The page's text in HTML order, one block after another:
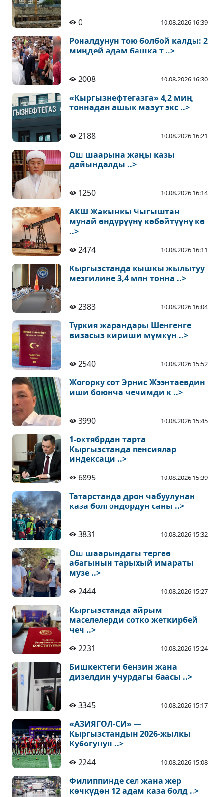
0 10.08.2026 16:39
Роналдунун тою болбой калды: 2
миңдей адам башка т ..>
2008 10.08.2026 16:30
«Кыргызнефтегазга» 4,2 миң
тоннадан ашык мазут экс ..>
2188 10.08.2026 16:21
Ош шаарына жаңы казы
дайындалды ..>
1250 10.08.2026 16:14
АКШ Жакынкы Чыгыштан
мунай өндүрүүнү көбөйтүүнү кө
..>
2474
10.08.2026 16:11
Кыргызстанда кышкы жылытуу
мезгилине 3,4 млн тонна ..>
2383 10.08.2026 16:04
Түркия жарандары Шенгенге
визасыз кириши мүмкүн ..>
2540 10.08.2026 15:52
Жогорку сот Эрнис Жээнтаевдин
иши боюнча чечимди к ..>
3990 10.08.2026 15:45
1-октябрдан тарта
Кыргызстанда пенсиялар
индексаци ..>
6895
10.08.2026 15:39
Татарстанда дрон чабуулунан
каза болгондордун саны ..>
3831 10.08.2026 15:32
Ош шаарындагы тергөө
абагынын тарыхый имараты
музе ..>
2444
10.08.2026 15:27
Кыргызстанда айрым
маселелерди сотко жеткирбей
чеч ..>
2231
10.08.2026 15:24
Бишкектеги бензин жана
дизелдин учурдагы баасы ..>
3345 10.08.2026 15:17
«АЗИЯГОЛ-СИ» —
Кыргызстандын 2026-жылкы
Кубогунун ..>
2244
10.08.2026 15:08
Филиппинде сел жана жер
көчкүдөн 12 адам каза болд ..>